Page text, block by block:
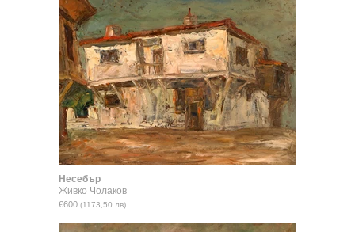
Несебър
Живко Чолаков
€600 (1173,50 лв)